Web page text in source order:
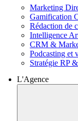
Marketing
Gamification
Rédaction de
Intelligence
CRM &
Podcasting et
Stratégie RP
L'Agence